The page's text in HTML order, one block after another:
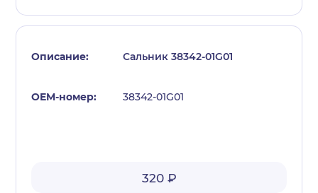
Сальник 38342-01G01
38342-01G01
320 ₽